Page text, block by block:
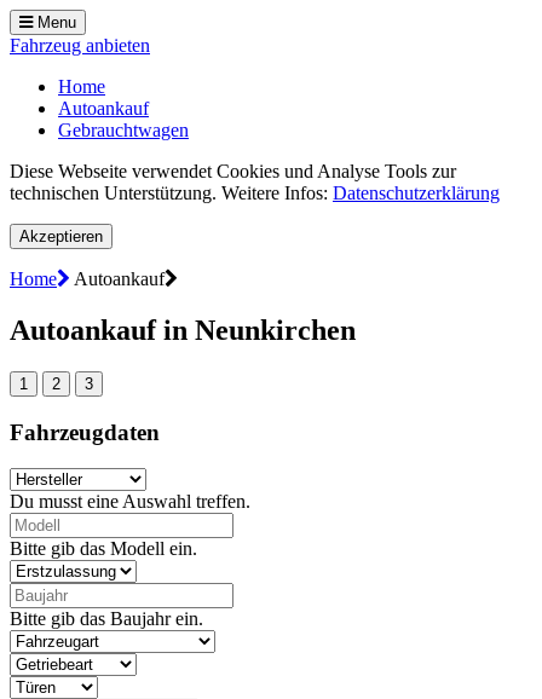
Menu
Fahrzeug anbieten
Home
Autoankauf
Gebrauchtwagen
Diese Webseite verwendet Cookies und Analyse Tools zur
technischen Unterstützung. Weitere Infos: Datenschutzerklärung
Akzeptieren
Home Autoankauf
Autoankauf in Neunkirchen
1 2 3
Fahrzeugdaten
Du musst eine Auswahl treffen.
Bitte gib das Modell ein.
Bitte gib das Baujahr ein.